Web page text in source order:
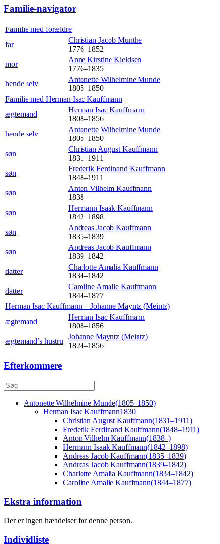
Familie-navigator
Familie med forældre
far
Christian Jacob Munthe
1776–1852
mor
Anne Kirstine Kieldsen
1776–1835
hende selv
Antonette Wilhelmine Munde
1805–1850
Familie med Herman Isac Kauffmann
ægtemand
Herman Isac Kauffmann
1808–1856
hende selv
Antonette Wilhelmine Munde
1805–1850
søn
Christian August Kauffmann
1831–1911
søn
Frederik Ferdinand Kauffmann
1848–1911
søn
Anton Vilhelm Kauffmann
1838–
søn
Hermann Isaak Kauffmann
1842–1898
søn
Andreas Jacob Kauffmann
1835–1839
søn
Andreas Jacob Kauffmann
1839–1842
datter
Charlotte Amalia Kauffmann
1834–1842
datter
Caroline Amalie Kauffmann
1844–1877
Herman Isac Kauffmann + Johanne Mayntz (Meintz)
ægtemand
Herman Isac Kauffmann
1808–1856
ægtemand’s hustru
Johanne Mayntz (Meintz)
1824–1856
Efterkommere
Antonette Wilhelmine Munde(1805–1850)
Herman Isac Kauffmann1830
Christian August Kauffmann(1831–1911)
Frederik Ferdinand Kauffmann(1848–1911)
Anton Vilhelm Kauffmann(1838–)
Hermann Isaak Kauffmann(1842–1898)
Andreas Jacob Kauffmann(1835–1839)
Andreas Jacob Kauffmann(1839–1842)
Charlotte Amalia Kauffmann(1834–1842)
Caroline Amalie Kauffmann(1844–1877)
Ekstra information
Der er ingen hændelser for denne person.
Individliste